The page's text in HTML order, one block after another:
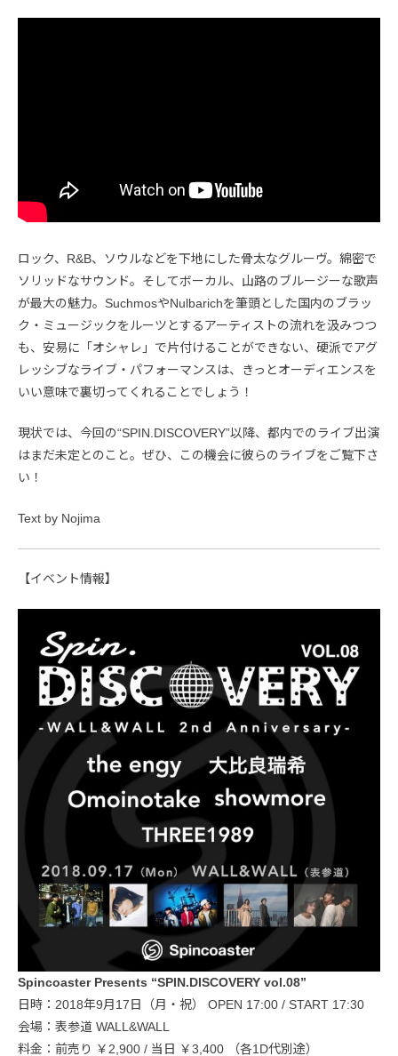
ロック、R&B、ソウルなどを下地にした骨太なグルーヴ。綿密で
ソリッドなサウンド。そしてボーカル、山路のブルージーな歌声
が最大の魅力。SuchmosやNulbarichを筆頭とした国内のブラッ
ク・ミュージックをルーツとするアーティストの流れを汲みつつ
も、安易に「オシャレ」で片付けることができない、硬派でアグ
レッシブなライブ・パフォーマンスは、きっとオーディエンスを
いい意味で裏切ってくれることでしょう！
現状では、今回の“SPIN.DISCOVERY”以降、都内でのライブ出演
はまだ未定とのこと。ぜひ、この機会に彼らのライブをご覧下さ
い！
Text by Nojima
【イベント情報】
Spincoaster Presents “SPIN.DISCOVERY vol.08”
日時：2018年9月17日（月・祝） OPEN 17:00 / START 17:30
会場：表参道 WALL&WALL
料金：前売り ￥2,900 / 当日 ￥3,400 （各1D代別途）